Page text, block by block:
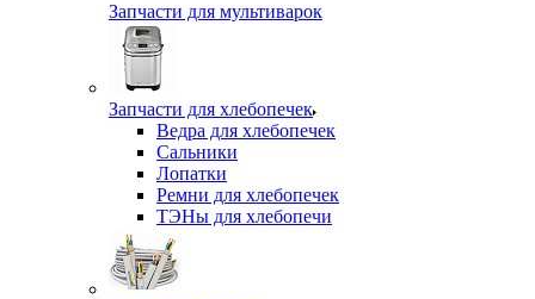
Запчасти для мультиварок
Запчасти для хлебопечек
Ведра для хлебопечек
Сальники
Лопатки
Ремни для хлебопечек
ТЭНы для хлебопечи